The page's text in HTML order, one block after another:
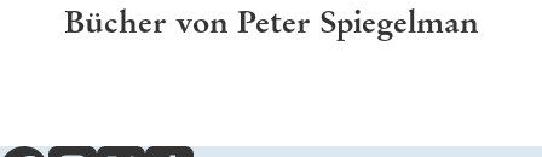
Bücher von Peter Spiegelman